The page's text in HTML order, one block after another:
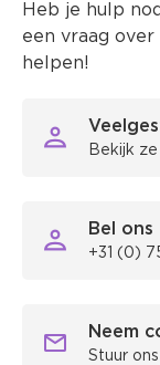
Heb je hulp
een vraag
helpen!
Bekijk
Bel ons
+31 (0)
Neem
Stuur